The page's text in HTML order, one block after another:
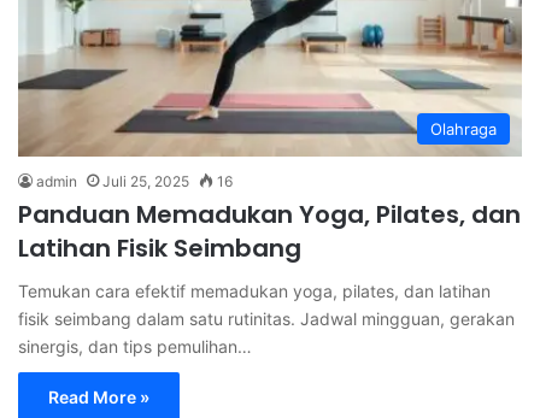
Olahraga
admin Juli 25, 2025 16
Panduan Memadukan Yoga, Pilates, dan
Latihan Fisik Seimbang
Temukan cara efektif memadukan yoga, pilates, dan latihan
fisik seimbang dalam satu rutinitas. Jadwal mingguan, gerakan
sinergis, dan tips pemulihan…
Read More »